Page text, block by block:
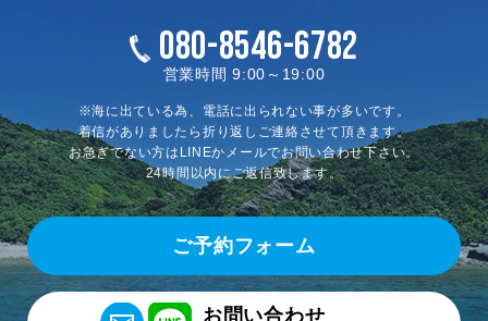
080-8546-6782
営業時間 9:00～19:00
※海に出ている為、電話に出られない事が多いです。
着信がありましたら折り返しご連絡させて頂きます。
お急ぎでない方はLINEかメールでお問い合わせ下さい。
24時間以内にご返信致します。
ご予約フォーム
お問い合わせ